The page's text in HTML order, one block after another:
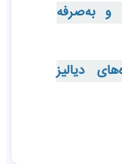
و به‌صرفه
دیالیز